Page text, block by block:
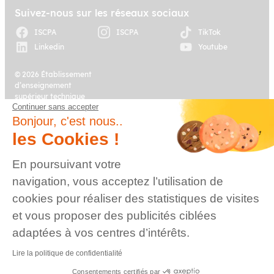
Suivez-nous sur les réseaux sociaux
ISCPA ISCPA
TikTok
Linkedin
Youtube
© 2026 Établissement
d’enseignement
supérieur technique
privé, Association à
but non lucratif –
Groupe IGENSIA
Education – Mise à jour
Plan du site Mentions légales
Charte des données
personnelles
Contact
Continuer sans accepter
Bonjour, c'est nous..
les Cookies !
En poursuivant votre
navigation, vous acceptez l’utilisation de
cookies pour réaliser des statistiques de visites
et vous proposer des publicités ciblées
adaptées à vos centres d’intérêts.
Lire la politique de confidentialité
Consentements certifiés par